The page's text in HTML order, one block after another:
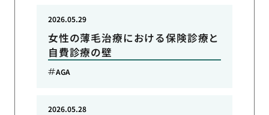
女性の薄毛治療における保険診療と
自費診療の壁
2026.05.29
AGA
2026.05.28